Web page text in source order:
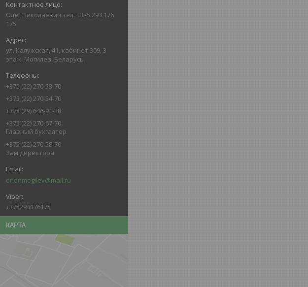
Олег Николаевич тел. +375 293 176
175
ул. Калужская, 41, кабинет 309, 3
этаж, Могилев, Беларусь
+375 (22) 270-53-70
+375 (22) 270-54-70
+375 (29) 646-91-38
+375 (22) 270-67-70
Главный бухгалтер
+375 (22) 270-58-70
Зам.директора
orionmogilev@mail.ru
+375293176175
КАРТА